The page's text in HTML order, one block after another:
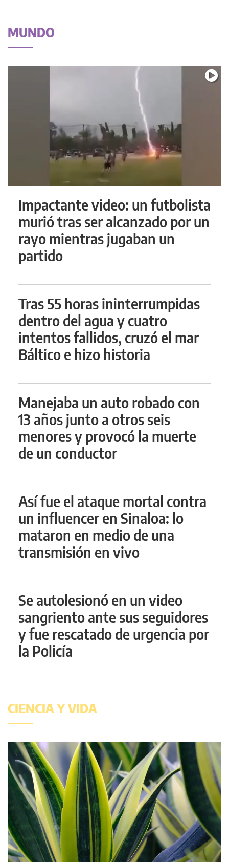
MUNDO
Impactante video: un futbolista
murió tras ser alcanzado por un
rayo mientras jugaban un
partido
Tras 55 horas ininterrumpidas
dentro del agua y cuatro
intentos fallidos, cruzó el mar
Báltico e hizo historia
Manejaba un auto robado con
13 años junto a otros seis
menores y provocó la muerte
de un conductor
Así fue el ataque mortal contra
un influencer en Sinaloa: lo
mataron en medio de una
transmisión en vivo
Se autolesionó en un video
sangriento ante sus seguidores
y fue rescatado de urgencia por
la Policía
CIENCIA Y VIDA